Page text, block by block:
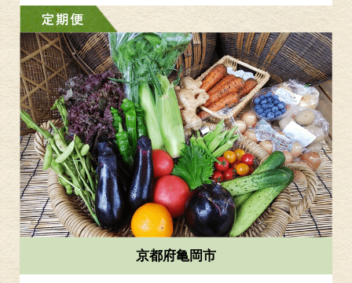
京都府亀岡市